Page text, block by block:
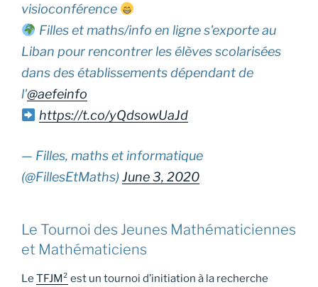
visioconférence
Filles et maths/info en ligne s'exporte au
Liban pour rencontrer les élèves scolarisées
dans des établissements dépendant de
l'@aefeinfo
https://t.co/yQdsowUaJd
— Filles, maths et informatique
(@FillesEtMaths) June 3, 2020
Le Tournoi des Jeunes Mathématiciennes
et Mathématiciens
Le TFJM² est un tournoi d’initiation à la recherche